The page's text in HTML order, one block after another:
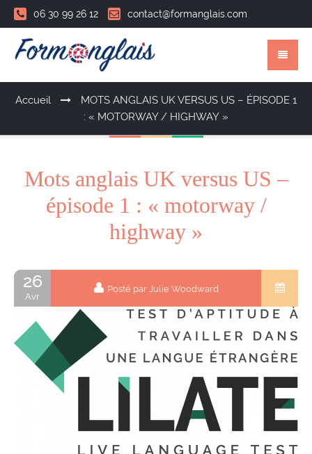
06 30 99 26 12 contact@formanglais.com
Accueil
MOTS ANGLAIS UK VERSUS US – ÉPISODE 1
: « MOTORWAY / HIGHWAY »
Mots anglais UK versus US –
épisode 1 : « motorway /
highway »
26
Avr
Posté par Julie Woodward